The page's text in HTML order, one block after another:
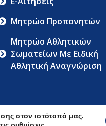
Μητρώο Προπονητών
Μητρώο Αθλητικών
Σωματείων Με Ειδική
Αθλητική Αναγνώριση
ΧρήσηςΔήλωση Απορρήτου
στον ιστότοπό μας.